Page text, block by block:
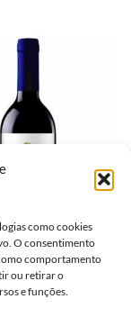
como cookies
O consentimento
comportamento
ou retirar o
e funções.